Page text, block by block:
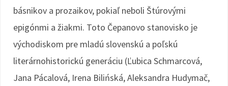
básnikov a prozaikov, pokiaľ neboli Štúrovými
epigónmi a žiakmi. Toto Čepanovo stanovisko je
východiskom pre mladú slovenskú a poľskú
literárnohistorickú generáciu (Ľubica Schmarcová,
Jana Pácalová, Irena Bilińská, Aleksandra Hudymač,